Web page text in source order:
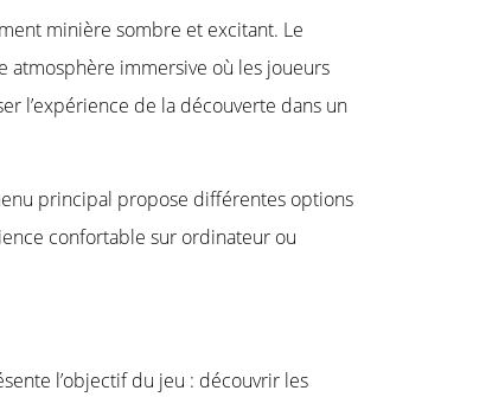
minière sombre et excitant. Le
atmosphère immersive où les joueurs
l’expérience de la découverte dans un
principal propose différentes options
confortable sur ordinateur ou
l’objectif du jeu : découvrir les